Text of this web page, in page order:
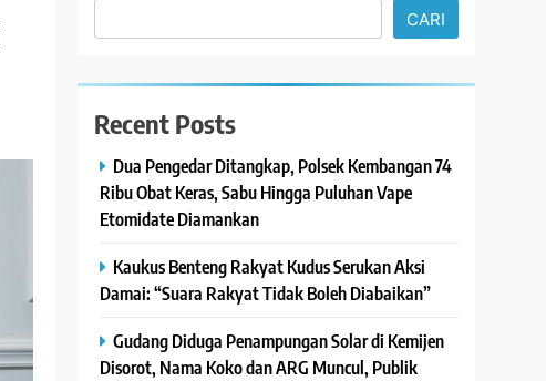
CARI
Recent Posts
Dua Pengedar Ditangkap, Polsek Kembangan 74
Ribu Obat Keras, Sabu Hingga Puluhan Vape
Etomidate Diamankan
Kaukus Benteng Rakyat Kudus Serukan Aksi
Damai: “Suara Rakyat Tidak Boleh Diabaikan”
Gudang Diduga Penampungan Solar di Kemijen
Disorot, Nama Koko dan ARG Muncul, Publik